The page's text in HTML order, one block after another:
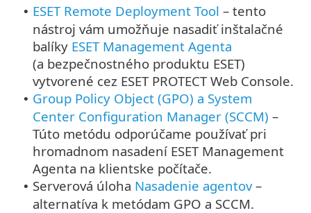
• ESET Remote Deployment Tool – tento
nástroj vám umožňuje nasadiť inštalačné
balíky ESET Management Agenta
(a bezpečnostného produktu ESET)
vytvorené cez ESET PROTECT Web Console.
• Group Policy Object (GPO) a System
Center Configuration Manager (SCCM) –
Túto metódu odporúčame používať pri
hromadnom nasadení ESET Management
Agenta na klientske počítače.
• Serverová úloha Nasadenie agentov–
alternatíva k metódam GPO a SCCM.